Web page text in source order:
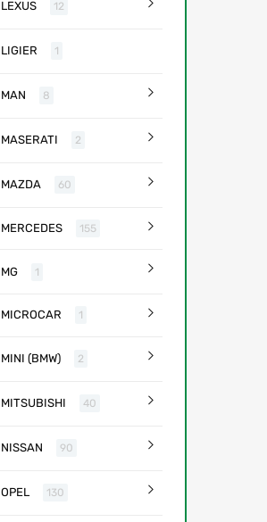
LEXUS 12
LIGIER 1
MAN 8
MASERATI 2
MAZDA 60
MERCEDES 155
MG 1
MICROCAR 1
MINI (BMW) 2
MITSUBISHI 40
NISSAN 90
OPEL 130